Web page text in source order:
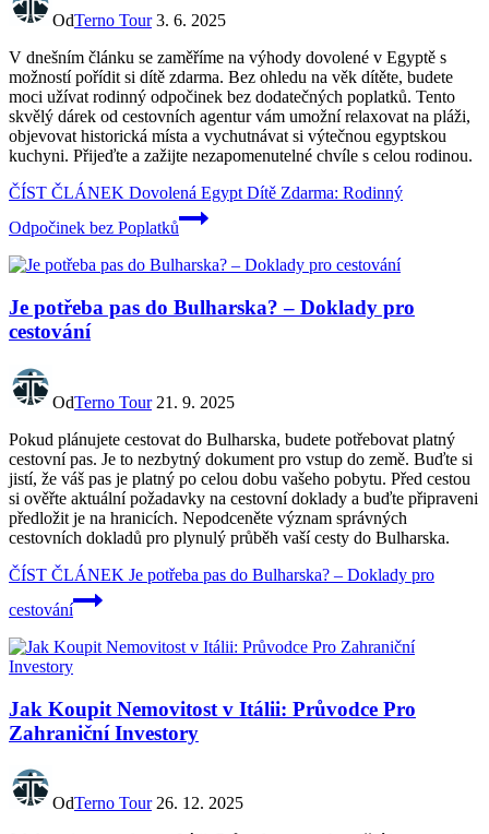
OdTerno Tour 3. 6. 2025
V dnešním článku se zaměříme na výhody dovolené v Egyptě s
možností pořídit si dítě zdarma. Bez ohledu na věk dítěte, budete
moci užívat rodinný odpočinek bez dodatečných poplatků. Tento
skvělý dárek od cestovních agentur vám umožní relaxovat na pláži,
objevovat historická místa a vychutnávat si výtečnou egyptskou
kuchyni. Přijeďte a zažijte nezapomenutelné chvíle s celou rodinou.
ČÍST ČLÁNEK Dovolená Egypt Dítě Zdarma: Rodinný
Odpočinek bez Poplatků
Je potřeba pas do Bulharska? – Doklady pro
cestování
OdTerno Tour 21. 9. 2025
Pokud plánujete cestovat do Bulharska, budete potřebovat platný
cestovní pas. Je to nezbytný dokument pro vstup do země. Buďte si
jistí, že váš pas je platný po celou dobu vašeho pobytu. Před cestou
si ověřte aktuální požadavky na cestovní doklady a buďte připraveni
předložit je na hranicích. Nepodceněte význam správných
cestovních dokladů pro plynulý průběh vaší cesty do Bulharska.
ČÍST ČLÁNEK Je potřeba pas do Bulharska? – Doklady pro
cestování
Jak Koupit Nemovitost v Itálii: Průvodce Pro
Zahraniční Investory
OdTerno Tour 26. 12. 2025